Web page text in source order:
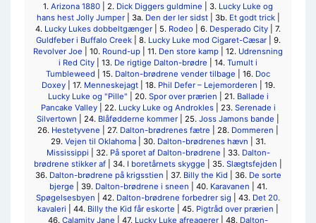
1. Arizona 1880 | 2. Dick Diggers guldmine | 3. Lucky Luke og
hans hest Jolly Jumper| 3a. Den der ler sidst| 3b. Et godt trick|
4. Lucky Lukes dobbeltgænger | 5. Rodeo | 6. Desperado City | 7.
Guldfeber i Buffalo Creek| 8. Lucky Luke mod Cigaret-Cæsar| 9.
Revolver Joe | 10. Round-up | 11. Den store kamp | 12. Udrensning
i Red City | 13. De rigtige Dalton-brødre | 14. Tumult i
Tumbleweed | 15. Dalton-brødrene vender tilbage | 16. Doc
Doxey| 17. Menneskejagt| 18. Phil Defer – Lejemorderen | 19.
Lucky Luke og "Pille" | 20. Spor over prærien | 21. Ballade i
Pancake Valley| 22. Lucky Luke og Androkles| 23. Serenade i
Silvertown | 24. Blåfødderne kommer | 25. Joss Jamons bande
26. Hestetyvene | 27. Dalton-brødrenes fætre | 28. Dommeren
29. Vejen til Oklahoma| 30. Dalton-brødrenes hævn | 31.
Mississippi | 32. På sporet af Dalton-brødrene | 33. Dalton-
brødrene stikker af | 34. I boretårnets skygge | 35. Slægtsfejden
36. Dalton-brødrene på krigsstien | 37. Billy the Kid | 36. De sorte
bjerge | 39. Dalton-brødrene i sneen | 40. Karavanen | 41.
Spøgelsesbyen | 42. Dalton-brødrene forbedrer sig | 43. Det 20.
kavaleri | 44. Billy the Kid får eskorte | 45. Pigtråd over prærien
46. Calamity Jane | 47. Lucky Luke afreagerer | 48. Dalton-